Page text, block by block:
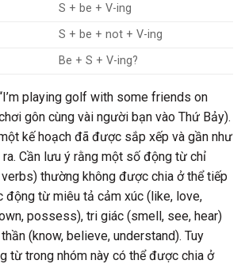
S + be + V-ing
S + be + not + V-ing
Be + S + V-ing?
playing golf with some friends on
gôn cùng vài người bạn vào Thứ Bảy).
kế hoạch đã được sắp xếp và gần như
Cần lưu ý rằng một số động từ chỉ
thường không được chia ở thể tiếp
động từ miêu tả cảm xúc (like, love,
possess), tri giác (smell, see, hear)
(know, believe, understand). Tuy
từ trong nhóm này có thể được chia ở